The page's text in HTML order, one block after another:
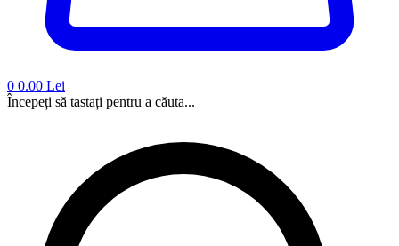
0 0.00 Lei
Începeți să tastați pentru a căuta...